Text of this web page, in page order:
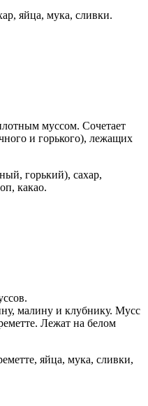
яйца, мука, сливки.
муссом. Сочетает
и горького), лежащих
горький), сахар,
какао.
малину и клубнику. Мусс
Лежат на белом
яйца, мука, сливки,